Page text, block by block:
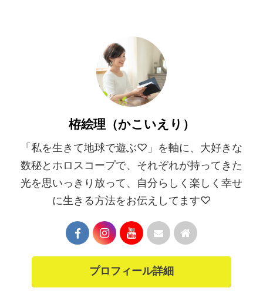
栫絵理（かこいえり）
「私を生きて地球で遊ぶ♡」を軸に、大好きな
数秘とホロスコープで、それぞれが持ってきた
光を思いっきり放って、自分らしく楽しく幸せ
に生きる方法をお伝えしてます♡
プロフィール詳細